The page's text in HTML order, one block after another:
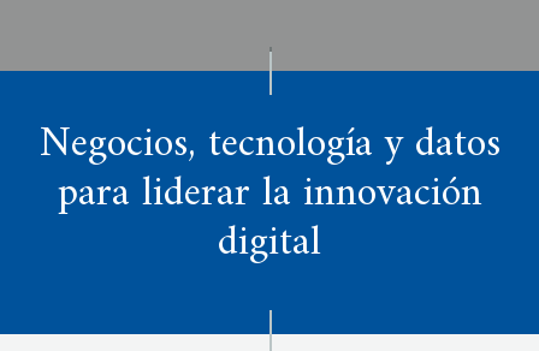
Negocios, tecnología y datos
para liderar la innovación
digital